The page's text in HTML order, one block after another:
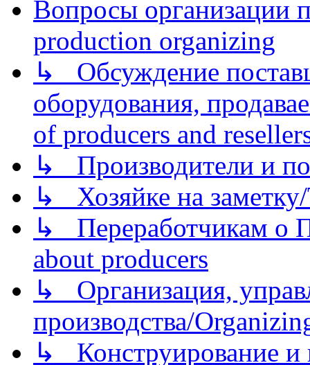
Вопросы организации
production organizing
↳ Обсуждение
оборудования,
of producers and
↳ Производители и
↳ Хозяйке на
↳ Переработчикам о
about producers
↳ Организация,
производства/
↳ Конструирование и